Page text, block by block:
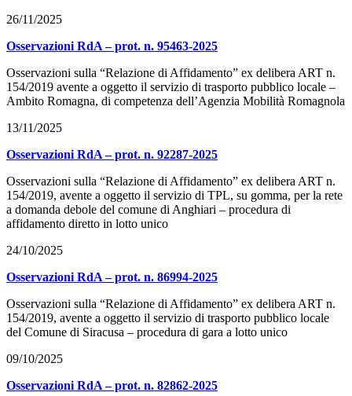
26/11/2025
Osservazioni RdA – prot. n. 95463-2025
Osservazioni sulla “Relazione di Affidamento” ex delibera ART n.
154/2019 avente a oggetto il servizio di trasporto pubblico locale –
Ambito Romagna, di competenza dell’Agenzia Mobilità Romagnola
13/11/2025
Osservazioni RdA – prot. n. 92287-2025
Osservazioni sulla “Relazione di Affidamento” ex delibera ART n.
154/2019, avente a oggetto il servizio di TPL, su gomma, per la rete
a domanda debole del comune di Anghiari – procedura di
affidamento diretto in lotto unico
24/10/2025
Osservazioni RdA – prot. n. 86994-2025
Osservazioni sulla “Relazione di Affidamento” ex delibera ART n.
154/2019, avente a oggetto il servizio di trasporto pubblico locale
del Comune di Siracusa – procedura di gara a lotto unico
09/10/2025
Osservazioni RdA – prot. n. 82862-2025